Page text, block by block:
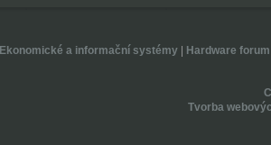
Ekonomické a informační systémy| Hardware forum
Tvorba